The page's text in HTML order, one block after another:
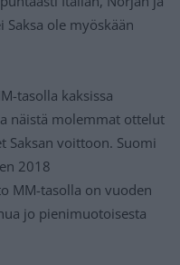
Saksa ole myöskään
tasolla kaksissa
näistä molemmat ottelut
Saksan voittoon. Suomi
2018
MM-tasolla on vuoden
jo pienimuotoisesta